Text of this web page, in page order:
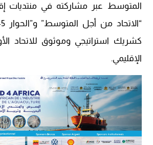
المتوسط عبر مشاركته في منتديات
كشريك استراتيجي وموثوق للاتحاد
الإقليمي.